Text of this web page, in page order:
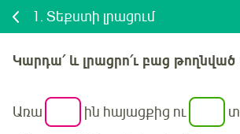
1. Տեքստի լրացում
Կարդա՛ և լրացրո՛ւ բաց
Առա ին հայացքից ու